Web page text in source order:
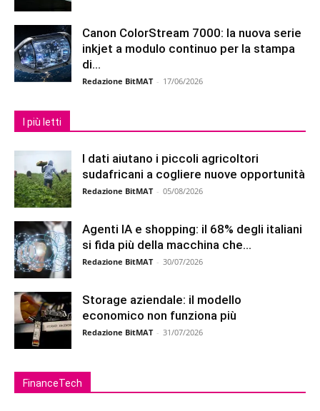
Canon ColorStream 7000: la nuova serie
inkjet a modulo continuo per la stampa
di...
Redazione BitMAT - 17/06/2026
I più letti
I dati aiutano i piccoli agricoltori
sudafricani a cogliere nuove opportunità
Redazione BitMAT - 05/08/2026
Agenti IA e shopping: il 68% degli italiani
si fida più della macchina che...
Redazione BitMAT - 30/07/2026
Storage aziendale: il modello
economico non funziona più
Redazione BitMAT - 31/07/2026
FinanceTech